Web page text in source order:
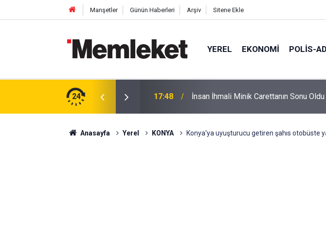
Manşetler Günün Haberleri Arşiv Sitene Ekle
YEREL EKONOMI POLİS-
24
Cuma Çıkışı Soğuk Karpuz 17:48 İnsan İhmali Minik Carettanın Sonu Oldu
Anasayfa Yerel KONYA Konya'ya uyuşturucu getiren şahıs otobüste